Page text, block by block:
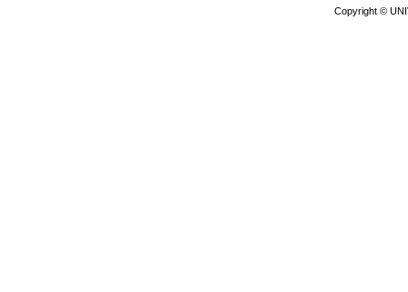
Copyright ©